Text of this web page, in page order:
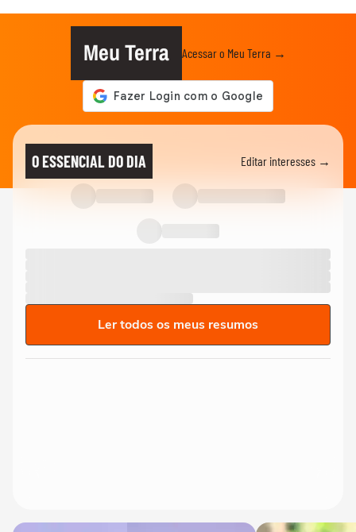
Meu Terra Acessar o Meu Terra →
O ESSENCIAL DO DIA Editar interesses →
Ler todos os meus resumos